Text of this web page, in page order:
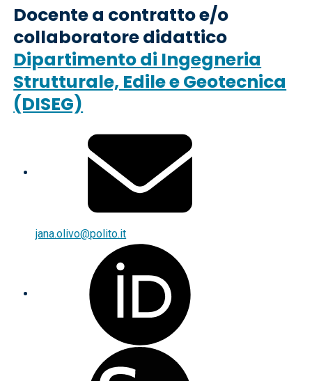
Docente a contratto e/o
collaboratore didattico
Dipartimento di Ingegneria
Strutturale, Edile e Geotecnica
(DISEG)
jana.olivo@polito.it